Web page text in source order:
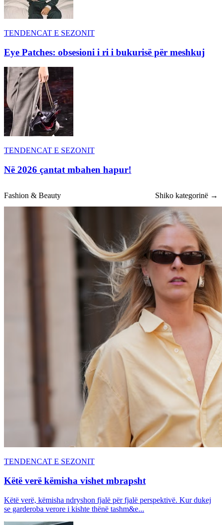
TENDENCAT E SEZONIT
Eye Patches: obsesioni i ri i bukurisë për meshkuj
TENDENCAT E SEZONIT
Në 2026 çantat mbahen hapur!
Fashion & Beauty Shiko kategorinë →
TENDENCAT E SEZONIT
Këtë verë këmisha vishet mbrapsht
Këtë verë, këmisha ndryshon fjalë për fjalë perspektivë. Kur dukej
se garderoba verore i kishte thënë tashm&e...